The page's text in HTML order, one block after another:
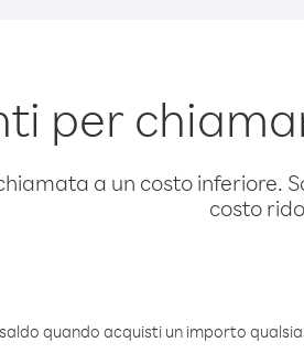
per
a un costo inferiore.
costo
quando acquisti un importo